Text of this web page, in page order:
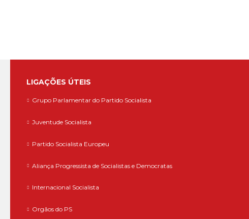
LIGAÇÕES ÚTEIS
Grupo Parlamentar do Partido Socialista
Juventude Socialista
Partido Socialista Europeu
Aliança Progressista de Socialistas e Democratas
Internacional Socialista
Orgãos do PS